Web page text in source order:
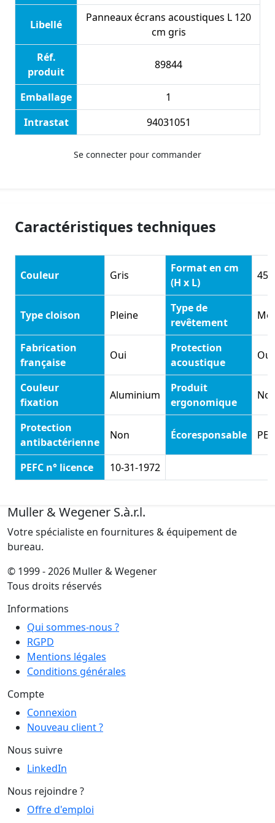
Libellé
Panneaux écrans acoustiques L 120
cm gris
Réf.
produit
89844
Emballage
1
Intrastat
94031051
Se connecter pour commander
Caractéristiques techniques
Couleur Gris
Format en cm
(H x L)
45
Type cloison Pleine
Type de
revêtement
Fabrication
française
Oui
Protection
acoustique
Oui
Couleur
fixation
Aluminium
Produit
ergonomique
Protection
antibactérienne
Non Écoresponsable
PEFC n° licence 10-31-1972
Muller & Wegener S.à.r.l.
Votre spécialiste en fournitures & équipement de
bureau.
© 1999 - 2026 Muller & Wegener
Tous droits réservés
Informations
Qui sommes-nous ?
RGPD
Mentions légales
Conditions générales
Compte
Connexion
Nouveau client ?
Nous suivre
LinkedIn
Nous rejoindre ?
Offre d'emploi